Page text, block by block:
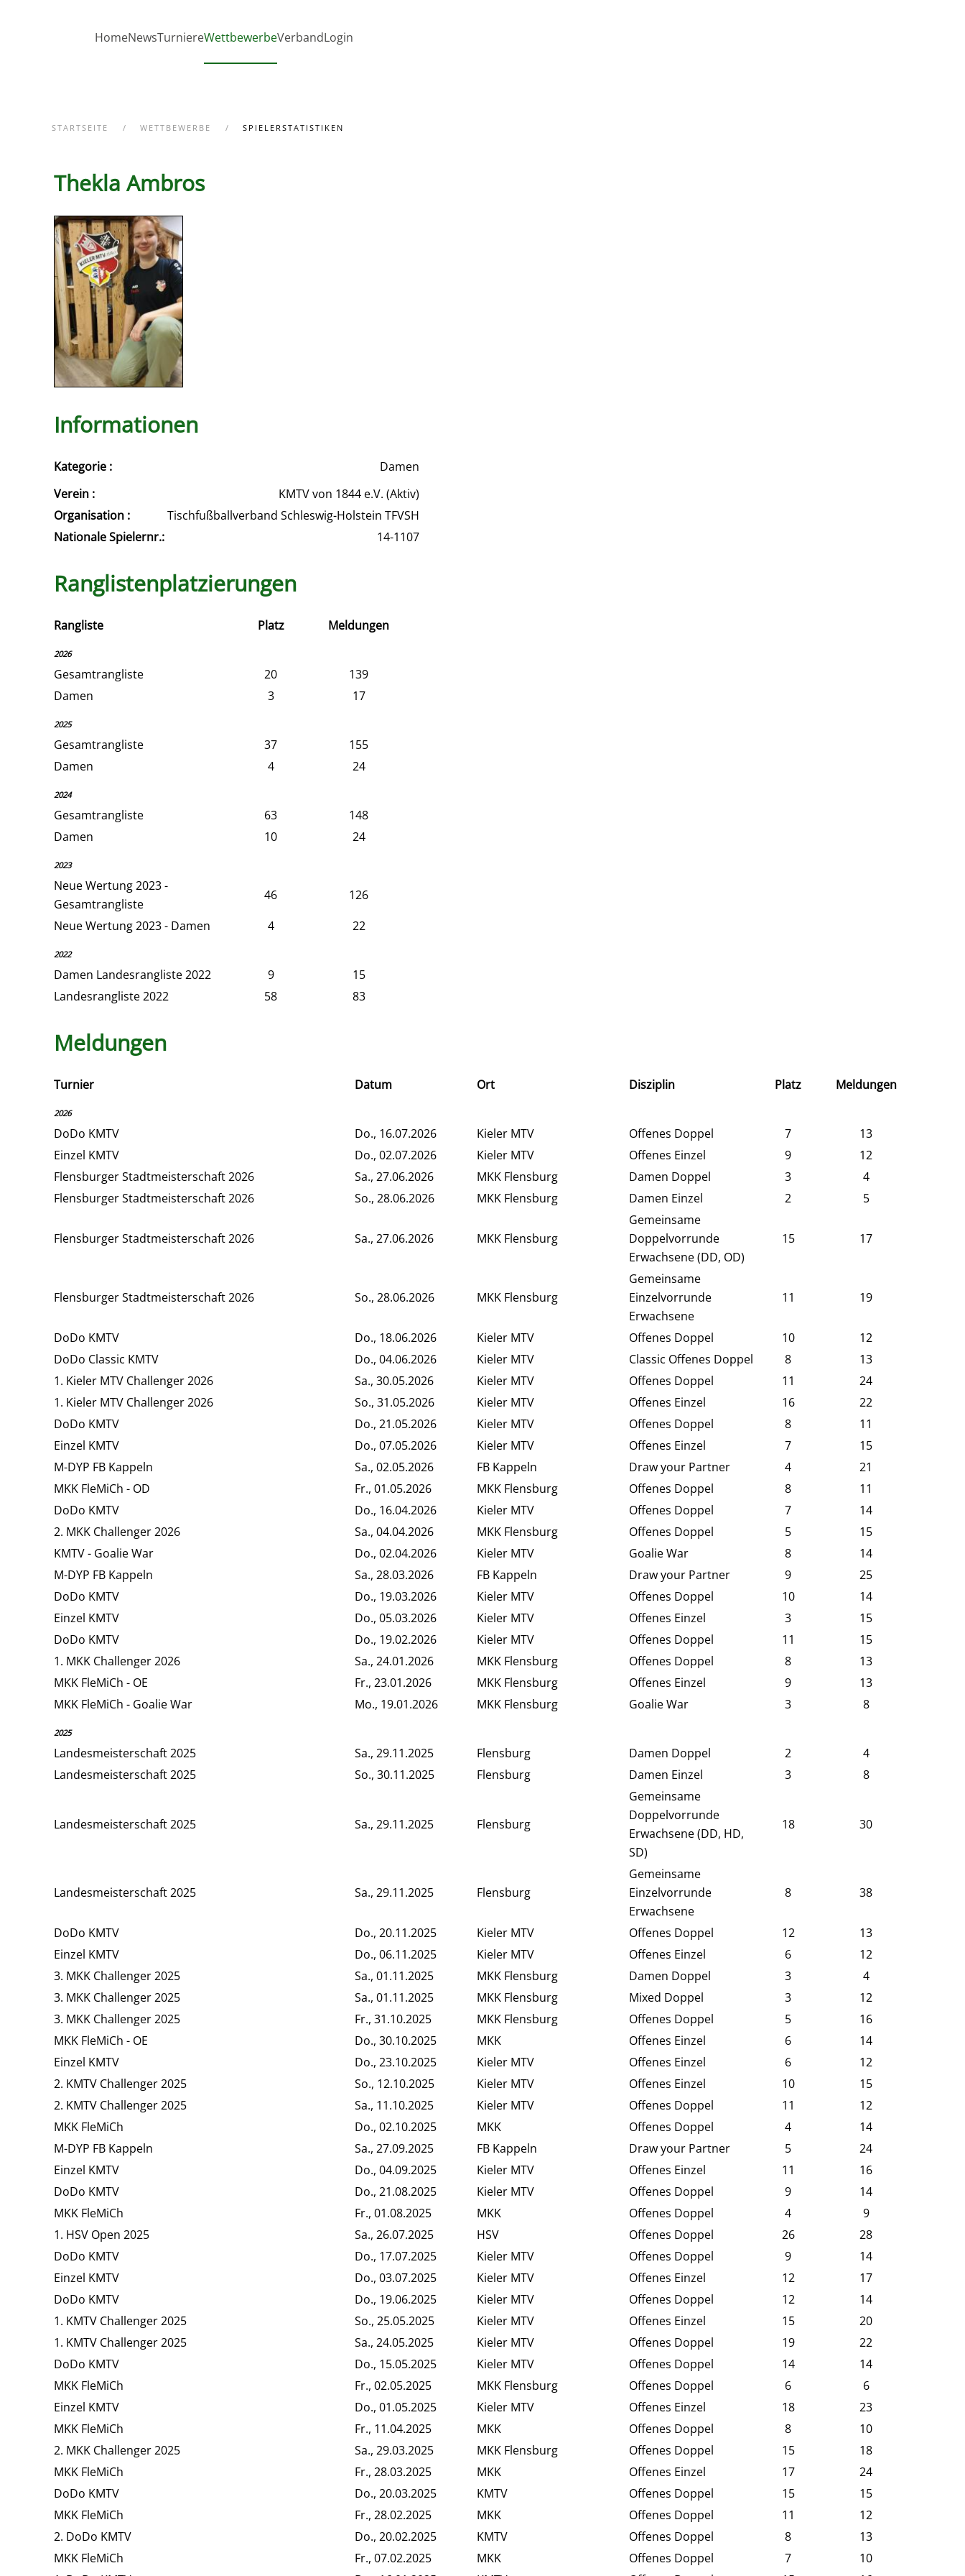
Zum Hauptinhalt springen
HomeNewsTurniereWettbewerbeVerbandLogin
STARTSEITE WETTBEWERBE SPIELERSTATISTIKEN
Thekla Ambros
Informationen
Kategorie :
Damen
Verein :
KMTV von 1844 e.V. (Aktiv)
Organisation :
Tischfußballverband Schleswig-Holstein TFVSH
Nationale Spielernr.:
14-1107
Ranglistenplatzierungen
Rangliste Platz Meldungen
2026
Gesamtrangliste 20
139
Damen
3 17
2025
Gesamtrangliste 37
155
Damen
4 24
2024
Gesamtrangliste 63
148
Damen
10 24
2023
Neue Wertung 2023 -
Gesamtrangliste
46
126
Neue Wertung 2023 - Damen
4 22
2022
Damen Landesrangliste 2022 9
15
Landesrangliste 2022
58 83
Meldungen
Turnier Datum Ort Disziplin Platz Meldungen
2026
DoDo KMTV Do., 16.07.2026 Kieler MTV Offenes Doppel 7
13
Einzel KMTV
Do., 02.07.2026 Kieler MTV Offenes Einzel 9
12
Flensburger Stadtmeisterschaft 2026
Sa., 27.06.2026 MKK Flensburg Damen Doppel 3
4
Flensburger Stadtmeisterschaft 2026
So., 28.06.2026 MKK Flensburg Damen Einzel 2 5
Flensburger Stadtmeisterschaft 2026 Sa., 27.06.2026 MKK Flensburg
Gemeinsame
Doppelvorrunde
Erwachsene (DD, OD)
15 17
Flensburger Stadtmeisterschaft 2026 So., 28.06.2026 MKK Flensburg
Gemeinsame
Einzelvorrunde
Erwachsene
11 19
DoDo KMTV Do., 18.06.2026 Kieler MTV Offenes Doppel 10
12
DoDo Classic KMTV
Do., 04.06.2026 Kieler MTV Classic Offenes Doppel 8
13
1. Kieler MTV Challenger 2026
Sa., 30.05.2026 Kieler MTV Offenes Doppel 11
24
1. Kieler MTV Challenger 2026
So., 31.05.2026 Kieler MTV Offenes Einzel 16
22
DoDo KMTV
Do., 21.05.2026 Kieler MTV Offenes Doppel 8
11
Einzel KMTV
Do., 07.05.2026 Kieler MTV Offenes Einzel 7
15
M-DYP FB Kappeln
Sa., 02.05.2026 FB Kappeln Draw your Partner 4
21
MKK FleMiCh - OD
Fr., 01.05.2026 MKK Flensburg Offenes Doppel 8
11
DoDo KMTV
Do., 16.04.2026 Kieler MTV Offenes Doppel 7
14
2. MKK Challenger 2026
Sa., 04.04.2026 MKK Flensburg Offenes Doppel 5
15
KMTV - Goalie War
Do., 02.04.2026 Kieler MTV Goalie War 8
14
M-DYP FB Kappeln
Sa., 28.03.2026 FB Kappeln Draw your Partner 9
25
DoDo KMTV
Do., 19.03.2026 Kieler MTV Offenes Doppel 10
14
Einzel KMTV
Do., 05.03.2026 Kieler MTV Offenes Einzel 3
15
DoDo KMTV
Do., 19.02.2026 Kieler MTV Offenes Doppel 11
15
1. MKK Challenger 2026
Sa., 24.01.2026 MKK Flensburg Offenes Doppel 8
13
MKK FleMiCh - OE
Fr., 23.01.2026 MKK Flensburg Offenes Einzel 9
13
MKK FleMiCh - Goalie War
Mo., 19.01.2026 MKK Flensburg Goalie War 3 8
2025
Landesmeisterschaft 2025 Sa., 29.11.2025 Flensburg Damen Doppel 2
4
Landesmeisterschaft 2025
So., 30.11.2025 Flensburg Damen Einzel 3 8
Landesmeisterschaft 2025 Sa., 29.11.2025 Flensburg
Gemeinsame
Doppelvorrunde
Erwachsene (DD, HD,
SD)
18 30
Landesmeisterschaft 2025 Sa., 29.11.2025 Flensburg
Gemeinsame
Einzelvorrunde
Erwachsene
8 38
DoDo KMTV Do., 20.11.2025 Kieler MTV Offenes Doppel 12
13
Einzel KMTV
Do., 06.11.2025 Kieler MTV Offenes Einzel 6
12
3. MKK Challenger 2025
Sa., 01.11.2025 MKK Flensburg Damen Doppel 3
4
3. MKK Challenger 2025
Sa., 01.11.2025 MKK Flensburg Mixed Doppel 3
12
3. MKK Challenger 2025
Fr., 31.10.2025 MKK Flensburg Offenes Doppel 5
16
MKK FleMiCh - OE
Do., 30.10.2025 MKK Offenes Einzel 6
14
Einzel KMTV
Do., 23.10.2025 Kieler MTV Offenes Einzel 6
12
2. KMTV Challenger 2025
So., 12.10.2025 Kieler MTV Offenes Einzel 10
15
2. KMTV Challenger 2025
Sa., 11.10.2025 Kieler MTV Offenes Doppel 11
12
MKK FleMiCh
Do., 02.10.2025 MKK Offenes Doppel 4
14
M-DYP FB Kappeln
Sa., 27.09.2025 FB Kappeln Draw your Partner 5
24
Einzel KMTV
Do., 04.09.2025 Kieler MTV Offenes Einzel 11
16
DoDo KMTV
Do., 21.08.2025 Kieler MTV Offenes Doppel 9
14
MKK FleMiCh
Fr., 01.08.2025 MKK Offenes Doppel 4
9
1. HSV Open 2025
Sa., 26.07.2025 HSV Offenes Doppel 26
28
DoDo KMTV
Do., 17.07.2025 Kieler MTV Offenes Doppel 9
14
Einzel KMTV
Do., 03.07.2025 Kieler MTV Offenes Einzel 12
17
DoDo KMTV
Do., 19.06.2025 Kieler MTV Offenes Doppel 12
14
1. KMTV Challenger 2025
So., 25.05.2025 Kieler MTV Offenes Einzel 15
20
1. KMTV Challenger 2025
Sa., 24.05.2025 Kieler MTV Offenes Doppel 19
22
DoDo KMTV
Do., 15.05.2025 Kieler MTV Offenes Doppel 14
14
MKK FleMiCh
Fr., 02.05.2025 MKK Flensburg Offenes Doppel 6
6
Einzel KMTV
Do., 01.05.2025 Kieler MTV Offenes Einzel 18
23
MKK FleMiCh
Fr., 11.04.2025 MKK Offenes Doppel 8
10
2. MKK Challenger 2025
Sa., 29.03.2025 MKK Flensburg Offenes Doppel 15
18
MKK FleMiCh
Fr., 28.03.2025 MKK Offenes Einzel 17
24
DoDo KMTV
Do., 20.03.2025 KMTV Offenes Doppel 15
15
MKK FleMiCh
Fr., 28.02.2025 MKK Offenes Doppel 11
12
2. DoDo KMTV
Do., 20.02.2025 KMTV Offenes Doppel 8
13
MKK FleMiCh
Fr., 07.02.2025 MKK Offenes Doppel 7
10